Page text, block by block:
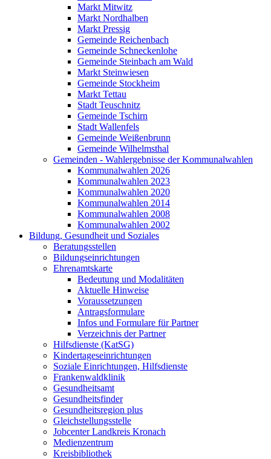
Markt Mitwitz
Markt Nordhalben
Markt Pressig
Gemeinde Reichenbach
Gemeinde Schneckenlohe
Gemeinde Steinbach am Wald
Markt Steinwiesen
Gemeinde Stockheim
Markt Tettau
Stadt Teuschnitz
Gemeinde Tschirn
Stadt Wallenfels
Gemeinde Weißenbrunn
Gemeinde Wilhelmsthal
Gemeinden - Wahlergebnisse der Kommunalwahlen
Kommunalwahlen 2026
Kommunalwahlen 2023
Kommunalwahlen 2020
Kommunalwahlen 2014
Kommunalwahlen 2008
Kommunalwahlen 2002
Bildung, Gesundheit und Soziales
Beratungsstellen
Bildungseinrichtungen
Ehrenamtskarte
Bedeutung und Modalitäten
Aktuelle Hinweise
Voraussetzungen
Antragsformulare
Infos und Formulare für Partner
Verzeichnis der Partner
Hilfsdienste (KatSG)
Kindertageseinrichtungen
Soziale Einrichtungen, Hilfsdienste
Frankenwaldklinik
Gesundheitsamt
Gesundheitsfinder
Gesundheitsregion plus
Gleichstellungsstelle
Jobcenter Landkreis Kronach
Medienzentrum
Kreisbibliothek